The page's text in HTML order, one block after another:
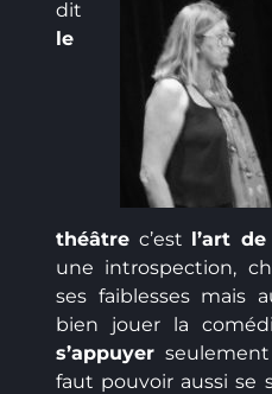
dit
le
théâtre c’est l’art
une introspection,
ses faiblesses mais
bien jouer la
s’appuyer
faut pouvoir aussi se